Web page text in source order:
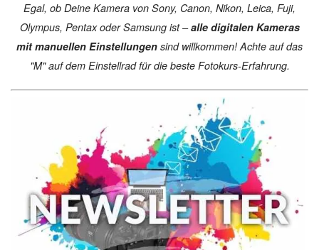
Egal, ob Deine Kamera von Sony, Canon, Nikon, Leica, Fuji,
Olympus, Pentax oder Samsung ist –alle digitalen Kameras
mit manuellen Einstellungen sind willkommen! Achte auf das
"M" auf dem Einstellrad für die beste Fotokurs-Erfahrung.